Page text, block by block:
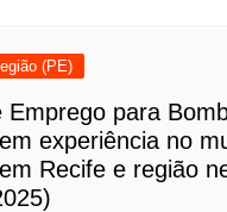
(PE)
Emprego para
experiência no
Recife e região